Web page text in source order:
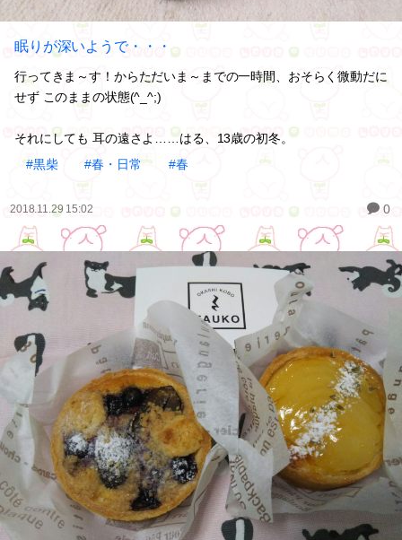
眠りが深いようで・・・
行ってきま～す！からただいま～までの一時間、おそらく微動だに
せず このままの状態(^_^;)
それにしても 耳の遠さよ……はる、13歳の初冬。
#黒柴
#春・日常 #春
2018.11.29 15:02 0